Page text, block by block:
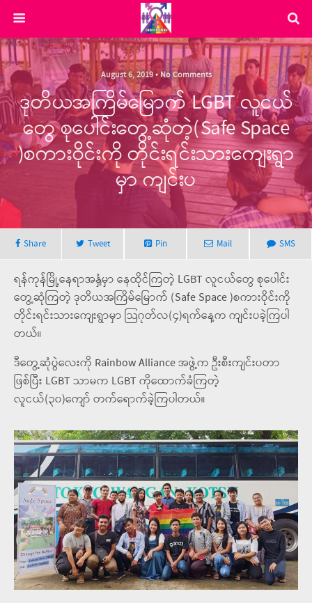
August 6, 2019 • No Comments
ဒုတိယအကြိမ်မြောက် LGBT လူငယ်
တွေ စုပေါင်းတွေ့ဆုံတဲ့(Safe Space
)စကားဝိုင်းကို တိုင်းရင်းသားကျေးရွာ
မှာ ကျင်းပ
Share Tweet Pin Mail SMS
ရန်ကုန်မြို့နေရာအနှံ့မှာ နေထိုင်ကြတဲ့ LGBT လူငယ်တွေ စုပေါင်း
တွေ့ဆုံကြတဲ့ ဒုတိယအကြိမ်မြောက် (Safe Space )စကားဝိုင်းကို
တိုင်းရင်းသားကျေးရွာမှာ သြဂုတ်လ(၄)ရက်နေ့က ကျင်းပခဲ့ကြပါ
တယ်။
ဒီတွေ့ဆုံပွဲလေးကို Rainbow Alliance အဖွဲ့က ဦးစီးကျင်းပတာ
ဖြစ်ပြီး LGBT သာမက LGBT ကိုထောက်ခံကြတဲ့
လူငယ်(၃၀)ကျော် တက်ရောက်ခဲ့ကြပါတယ်။